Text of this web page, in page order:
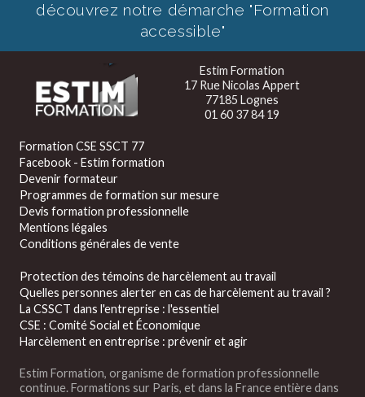
découvrez notre démarche "Formation
accessible"
Estim Formation
17 Rue Nicolas Appert
77185 Lognes
01 60 37 84 19
Formation CSE SSCT 77
Facebook - Estim formation
Devenir formateur
Programmes de formation sur mesure
Devis formation professionnelle
Mentions légales
Conditions générales de vente
Protection des témoins de harcèlement au travail
Quelles personnes alerter en cas de harcèlement au travail ?
La CSSCT dans l'entreprise : l'essentiel
CSE : Comité Social et Économique
Harcèlement en entreprise : prévenir et agir
Estim Formation, organisme de formation professionnelle
continue. Formations sur Paris, et dans la France entière dans